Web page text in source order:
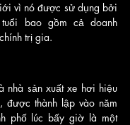
vì nó được sử dụng bởi
bao gồm cả doanh
trị gia.
nhà sản xuất xe hơi hiệu
được thành lập vào năm
phố lúc bấy giờ là một